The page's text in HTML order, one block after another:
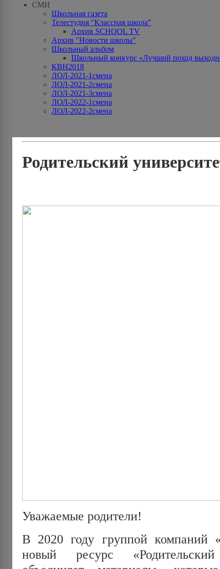
СМИ
Школьная газета
Телестудия "Классная школа"
Архив SCHOOL TV
Архив "Новости школы"
Школьный альбом
Школьный конкурс «Лучший поход
КВН2018
ЛОЛ-2021-1смена
ЛОЛ-2021-2смена
ЛОЛ-2021-3смена
ЛОЛ-2022-1смена
ЛОЛ-2022-2смена
Родительский
Уважаемые родители!
В 2020 году группой компаний
новый ресурс